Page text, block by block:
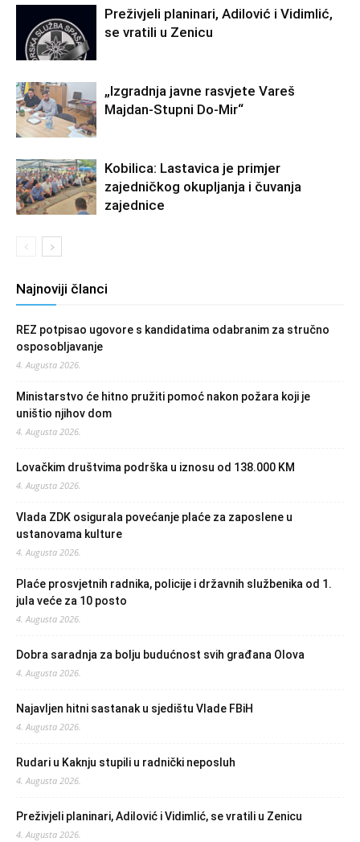
Preživjeli planinari, Adilović i Vidimlić,
se vratili u Zenicu
„Izgradnja javne rasvjete Vareš
Majdan-Stupni Do-Mir“
Kobilica: Lastavica je primjer
zajedničkog okupljanja i čuvanja
zajednice
Najnoviji članci
REZ potpisao ugovore s kandidatima odabranim za stručno
osposobljavanje
4. Augusta 2026.
Ministarstvo će hitno pružiti pomoć nakon požara koji je
uništio njihov dom
4. Augusta 2026.
Lovačkim društvima podrška u iznosu od 138.000 KM
4. Augusta 2026.
Vlada ZDK osigurala povećanje plaće za zaposlene u
ustanovama kulture
4. Augusta 2026.
Plaće prosvjetnih radnika, policije i državnih službenika od 1.
jula veće za 10 posto
4. Augusta 2026.
Dobra saradnja za bolju budućnost svih građana Olova
4. Augusta 2026.
Najavljen hitni sastanak u sjedištu Vlade FBiH
4. Augusta 2026.
Rudari u Kaknju stupili u radnički neposluh
4. Augusta 2026.
Preživjeli planinari, Adilović i Vidimlić, se vratili u Zenicu
4. Augusta 2026.